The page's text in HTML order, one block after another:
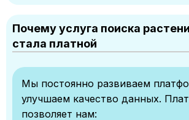
Почему услуга поиска
стала платной
Мы постоянно развиваем
улучшаем качество данных.
позволяет нам: